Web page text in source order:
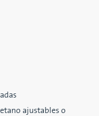
ajustables o